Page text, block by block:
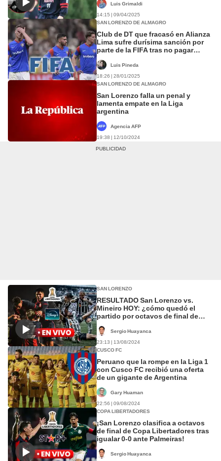
Luis Grimaldi
14:15 | 09/04/2025
SAN LORENZO DE ALMAGRO
Club de DT que fracasó en Alianza
Lima sufre durísima sanción por
parte de la FIFA tras no pagar
Luis Pineda
18:26 | 28/01/2025
SAN LORENZO DE ALMAGRO
San Lorenzo falla un penal y
lamenta empate en la Liga
argentina
Agencia AFP
19:38 | 12/10/2024
SAN LORENZO
RESULTADO San Lorenzo vs.
Mineiro HOY: ¿cómo quedó el
partido por octavos de final de
Sergio Huayanca
23:13 | 13/08/2024
CUSCO FC
Peruano que la rompe en la Liga 1
con Cusco FC recibió una oferta
de un gigante de Argentina
Gary Huaman
22:56 | 09/08/2024
COPA LIBERTADORES
¡San Lorenzo clasifica a octavos
de final de Copa Libertadores tras
igualar 0-0 ante Palmeiras!
Sergio Huayanca